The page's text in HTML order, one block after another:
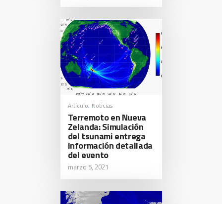
Artículo, Noticias
Terremoto en Nueva
Zelanda: Simulación
del tsunami entrega
información detallada
del evento
marzo 5, 2021